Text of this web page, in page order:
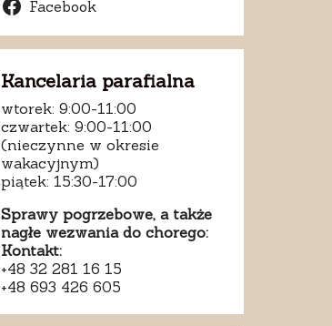
Facebook
Kancelaria parafialna
wtorek: 9:00-11:00
czwartek: 9:00-11:00
(nieczynne w okresie
wakacyjnym)
piątek: 15:30-17:00
Sprawy pogrzebowe, a także
nagłe wezwania do chorego:
Kontakt:
+48 32 281 16 15
+48 693 426 605